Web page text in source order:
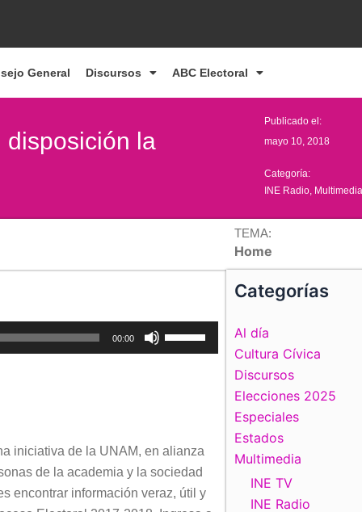
General Discursos ABC Electoral
disposición la
Publicado el:
mayo 10, 2018
Categoría:
INE Radio Multimedia
TEMA:
Home
00:00
las
para
aumentar
o
iniciativa de la UNAM, en alianza
de la academia y la sociedad
encontrar información veraz, útil y
Categorías
Al día
Cultura Cívica
Discursos
Elecciones 2025
Especiales
Estados
Multimedia
INE TV
INE Radio